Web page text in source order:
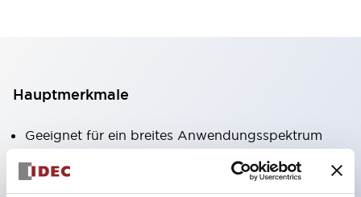
Hauptmerkmale
Geeignet für ein breites Anwendungsspektrum
von der Konsumelektronik bis zum FA-Bereich
LED-Beleuchtungseinheit mit integriertem